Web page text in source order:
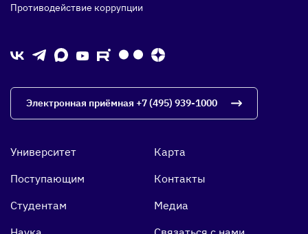
Противодействие коррупции
Электронная приёмная +7 (495) 939-1000
Университет
Поступающим
Студентам
Карта
Контакты
Медиа